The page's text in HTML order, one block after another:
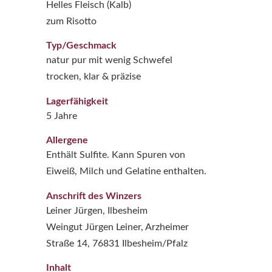
Helles Fleisch (Kalb)
zum Risotto
Typ/Geschmack
natur pur mit wenig Schwefel
trocken, klar & präzise
Lagerfähigkeit
5 Jahre
Allergene
Enthält Sulfite. Kann Spuren von
Eiweiß, Milch und Gelatine enthalten.
Anschrift des Winzers
Leiner Jürgen, Ilbesheim
Weingut Jürgen Leiner, Arzheimer
Straße 14, 76831 Ilbesheim/Pfalz
Inhalt